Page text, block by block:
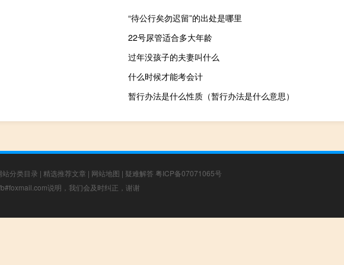
“待公行矣勿迟留”的出处是哪里
22号尿管适合多大年龄
过年没孩子的夫妻叫什么
什么时候才能考会计
暂行办法是什么性质（暂行办法是什么意思）
站分类目录 | 精选推荐文章 | 网站地图 | 疑难解答 粤ICP备07071065号
说明，我们会及时纠正，谢谢